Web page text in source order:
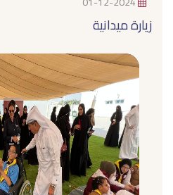
زيارة ميدانية